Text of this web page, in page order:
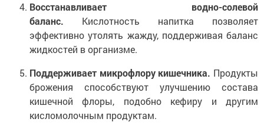
Восстанавливает водно-солевой
баланс. Кислотность напитка позволяет
эффективно утолять жажду, поддерживая баланс
жидкостей в организме.
Поддерживает микрофлору кишечника. Продукты
брожения способствуют улучшению состава
кишечной флоры, подобно кефиру и другим
кисломолочным продуктам.